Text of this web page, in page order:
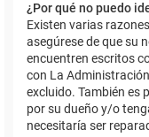
¿Por qué no puedo
Existen varias
asegúrese de que su
encuentren escritos
con La
excluido. También es
por su dueño y/o
necesitaría ser